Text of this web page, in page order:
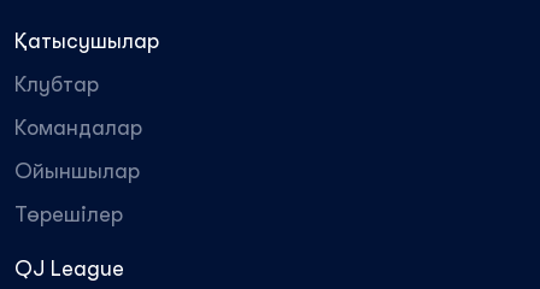
Қатысушылар
Клубтар
Командалар
Ойыншылар
Төрешілер
QJ League